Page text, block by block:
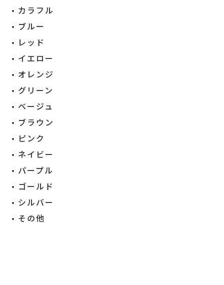
カラフル
ブルー
レッド
イエロー
オレンジ
グリーン
ベージュ
ブラウン
ピンク
ネイビー
パープル
ゴールド
シルバー
その他